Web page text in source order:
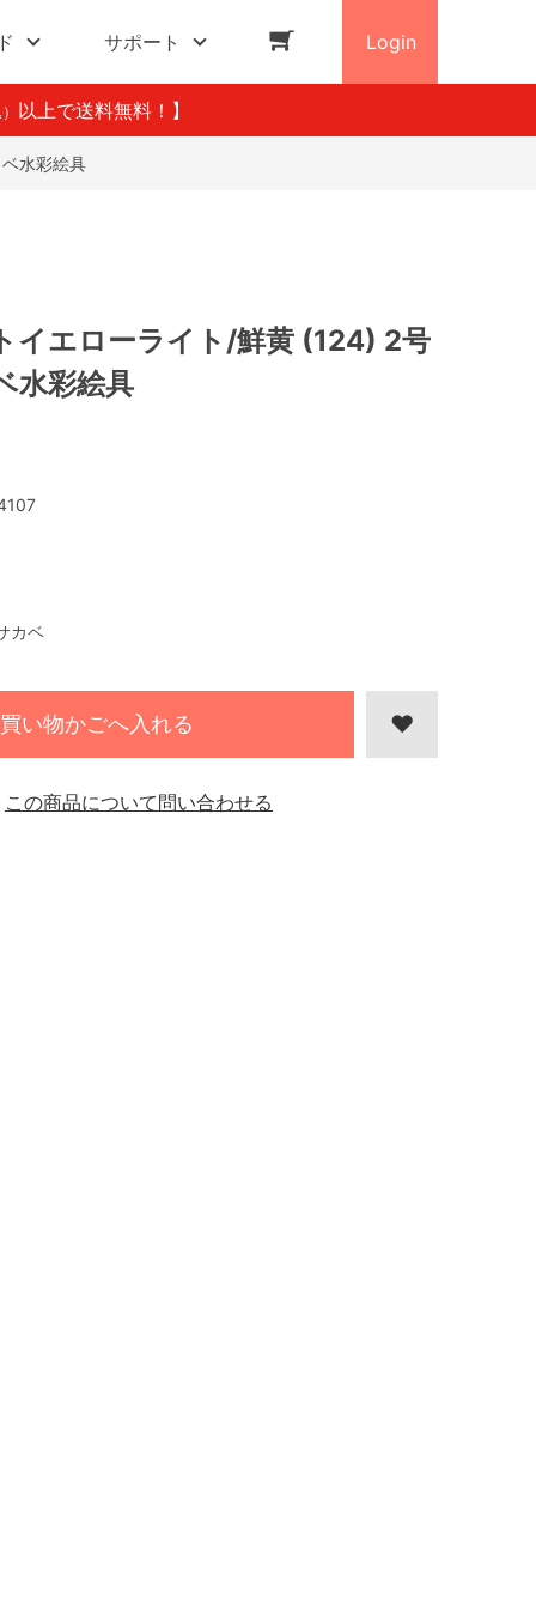
サポート Login
以上で送料無料！】
水彩絵具
イエローライト/鮮黄 (124) 2号
水彩絵具
カベ
買い物かごへ入れる
この商品について問い合わせる